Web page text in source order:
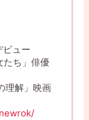
ビュー
たち」俳優
理解」映画